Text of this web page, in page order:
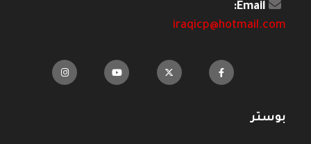
Email:
iraqicp@hotmail.com
بوستر